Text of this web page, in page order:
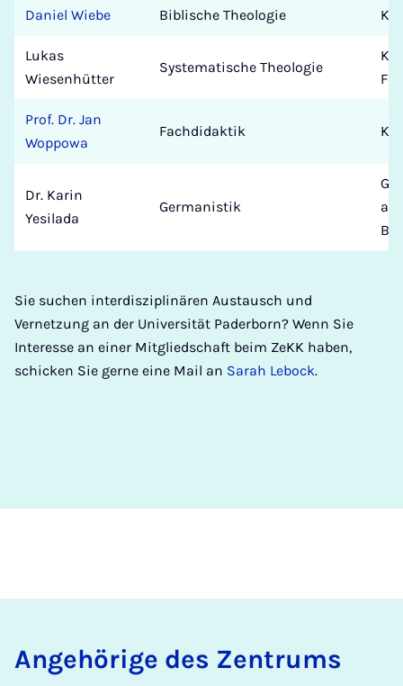
Daniel Wiebe Biblische Theologie
Lukas
Wiesenhütter
Systematische Theologie
Prof. Dr. Jan
Woppowa
Fachdidaktik
Dr. Karin
Yesilada
Germanistik
an
Sie suchen interdisziplinären Austausch und
Vernetzung an der Universität Paderborn? Wenn Sie
Interesse an einer Mitgliedschaft beim ZeKK haben,
schicken Sie gerne eine Mail an Sarah Lebock.
An­ge­hörige des Zen­trums